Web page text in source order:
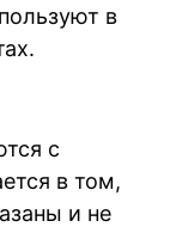
в
с
в том,
и не